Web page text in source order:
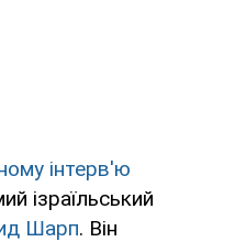
інтерв'ю
ізраїльський
Шарп. Він